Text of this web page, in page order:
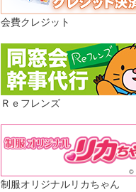
会費クレジット
Ｒｅフレンズ
制服オリジナルリカちゃん